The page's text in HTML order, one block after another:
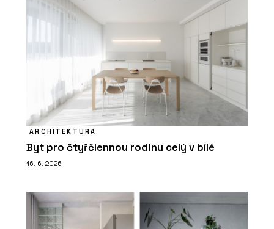
ARCHITEKTURA
Byt pro čtyřčlennou rodinu celý v bílé
16. 6. 2026